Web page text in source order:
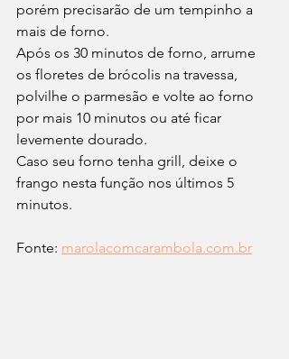
porém precisarão de um tempinho a
mais de forno.
Após os 30 minutos de forno, arrume
os floretes de brócolis na travessa,
polvilhe o parmesão e volte ao forno
por mais 10 minutos ou até ficar
levemente dourado.
Caso seu forno tenha grill, deixe o
frango nesta função nos últimos 5
minutos.
Fonte: marolacomcarambola.com.br